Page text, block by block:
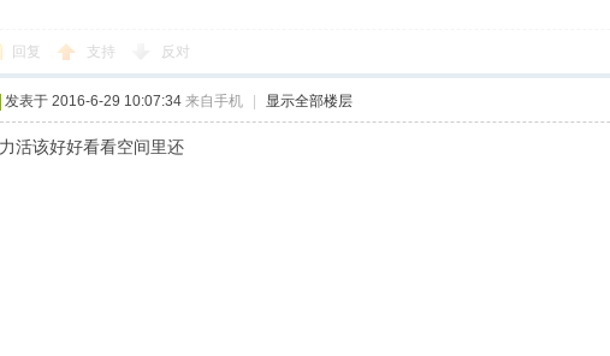
回复 支持 反对
发表于 2016-6-29 10:07:34 来自手机 显示全部楼层
活该好好看看空间里还